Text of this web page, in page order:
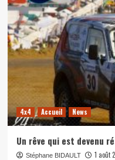
4x4 Accueil News
Un rêve qui est devenu
Stéphane BIDAULT 1 août